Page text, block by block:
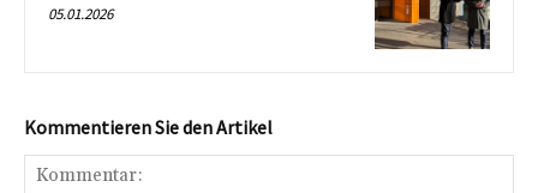
05.01.2026
Kommentieren Sie den Artikel